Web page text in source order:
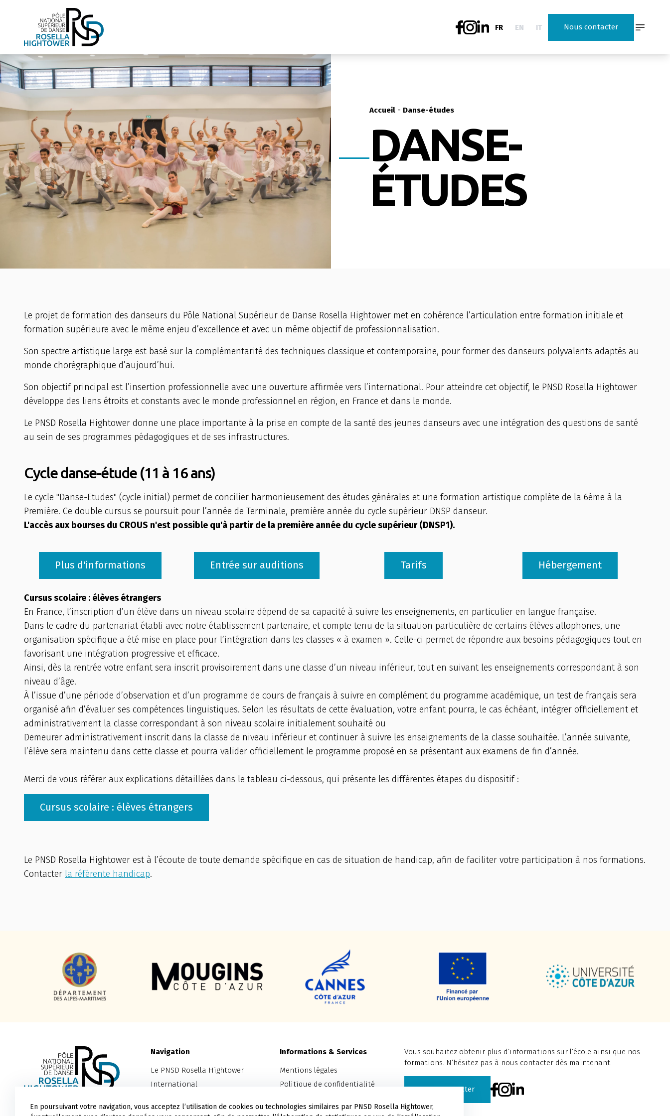
FR EN IT Nous contacter
Accueil- Danse-études
DANSE-
ÉTUDES
Le projet de formation des danseurs du Pôle National Supérieur de Danse Rosella Hightower met en cohérence l’articulation entre formation initiale et
formation supérieure avec le même enjeu d’excellence et avec un même objectif de professionnalisation.
Son spectre artistique large est basé sur la complémentarité des techniques classique et contemporaine, pour former des danseurs polyvalents adaptés au
monde chorégraphique d’aujourd’hui.
Son objectif principal est l’insertion professionnelle avec une ouverture affirmée vers l’international. Pour atteindre cet objectif, le PNSD Rosella Hightower
développe des liens étroits et constants avec le monde professionnel en région, en France et dans le monde.
Le PNSD Rosella Hightower donne une place importante à la prise en compte de la santé des jeunes danseurs avec une intégration des questions de santé
au sein de ses programmes pédagogiques et de ses infrastructures.
Cycle danse-étude (11 à 16 ans)
Le cycle "Danse-Etudes" (cycle initial) permet de concilier harmonieusement des études générales et une formation artistique complète de la 6ème à la
Première. Ce double cursus se poursuit pour l’année de Terminale, première année du cycle supérieur DNSP danseur.
L'accès aux bourses du CROUS n'est possible qu'à partir de la première année du cycle supérieur (DNSP1).
Plus d'informations Entrée sur auditions Tarifs Hébergement
Cursus scolaire : élèves étrangers
En France, l’inscription d’un élève dans un niveau scolaire dépend de sa capacité à suivre les enseignements, en particulier en langue française.
Dans le cadre du partenariat établi avec notre établissement partenaire, et compte tenu de la situation particulière de certains élèves allophones, une
organisation spécifique a été mise en place pour l’intégration dans les classes « à examen ». Celle-ci permet de répondre aux besoins pédagogiques tout en
favorisant une intégration progressive et efficace.
Ainsi, dès la rentrée votre enfant sera inscrit provisoirement dans une classe d’un niveau inférieur, tout en suivant les enseignements correspondant à son
niveau d’âge.
À l’issue d’une période d’observation et d’un programme de cours de français à suivre en complément du programme académique, un test de français sera
organisé afin d’évaluer ses compétences linguistiques. Selon les résultats de cette évaluation, votre enfant pourra, le cas échéant, intégrer officiellement et
administrativement la classe correspondant à son niveau scolaire initialement souhaité ou
Demeurer administrativement inscrit dans la classe de niveau inférieur et continuer à suivre les enseignements de la classe souhaitée. L’année suivante,
l’élève sera maintenu dans cette classe et pourra valider officiellement le programme proposé en se présentant aux examens de fin d’année.
Merci de vous référer aux explications détaillées dans le tableau ci-dessous, qui présente les différentes étapes du dispositif :
Cursus scolaire : élèves étrangers
Le PNSD Rosella Hightower est à l’écoute de toute demande spécifique en cas de situation de handicap, afin de faciliter votre participation à nos formations.
Contacter la référente handicap.
Navigation
Le PNSD Rosella Hightower
International
Stages
Informations & Services
Mentions légales
Politique de confidentialité
Payer en ligne
Vous souhaitez obtenir plus d’informations sur l’école ainsi que nos
formations. N’hésitez pas à nous contacter dès maintenant.
Nous contacter
En poursuivant votre navigation, vous acceptez l’utilisation de cookies ou technologies similaires par PNSD Rosella Hightower,